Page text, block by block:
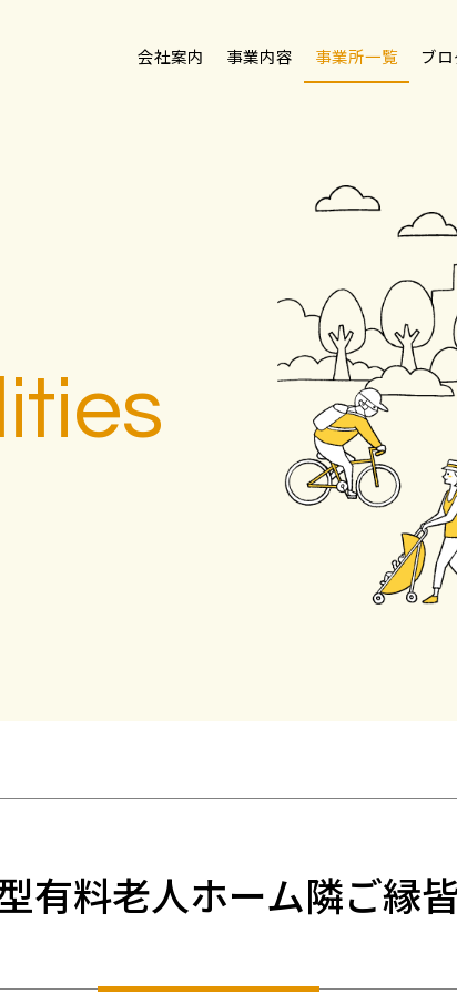
会社案内 事業内容 事業所一覧 ブ
有料老人ホーム隣ご縁